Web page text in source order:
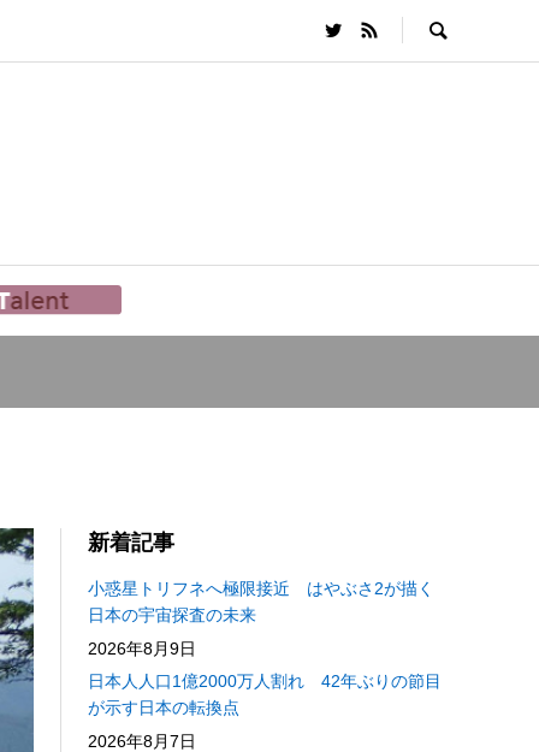
新着記事
小惑星トリフネへ極限接近 はやぶさ2が描く
日本の宇宙探査の未来
2026年8月9日
日本人人口1億2000万人割れ 42年ぶりの節目
が示す日本の転換点
2026年8月7日